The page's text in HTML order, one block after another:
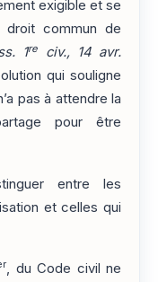
exigible et se
droit commun de
1re
civ., 14 avr.
qui souligne
pas à attendre la
pour être
entre les
et celles qui
, du Code civil ne